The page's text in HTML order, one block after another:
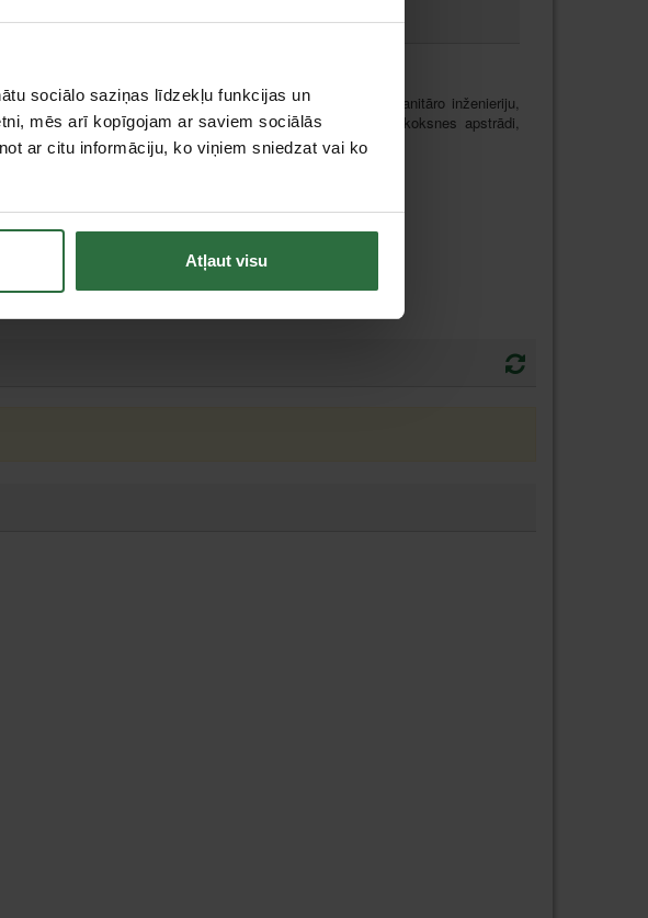
sociālo saziņas līdzekļu funkcijas un
mēs arī kopīgojam ar saviem sociālās
ar citu informāciju, ko viņiem sniedzat vai ko
Atļaut visu
un slīpētu tādās nozarēs, kas saistītas ar elektrību, sanitāro inženieriju,
inženieriju, cauruļveida tērauda konstrukcijām, mēbeļu un koksnes apstrādi,